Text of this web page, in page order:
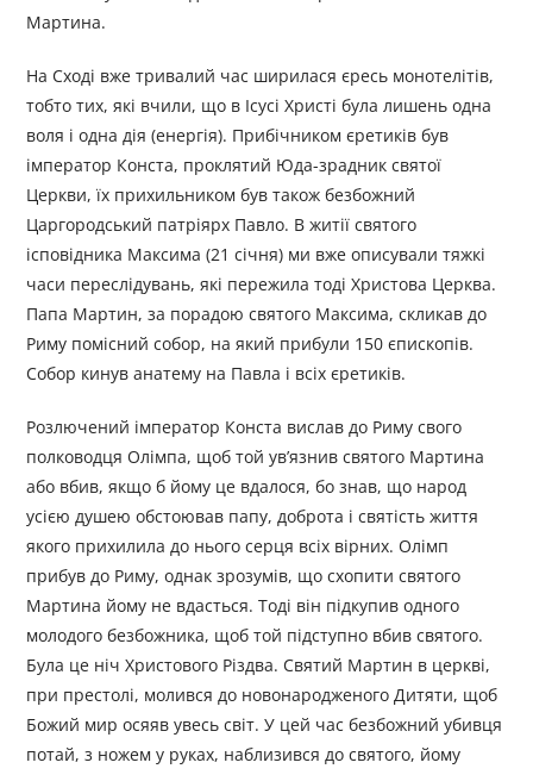
Мартина.
На Сході вже тривалий час ширилася єресь монотелітів,
тобто тих, які вчили, що в Ісусі Христі була лишень одна
воля і одна дія (енергія). Прибічником єретиків був
імператор Конста, проклятий Юда-зрадник святої
Церкви, їх прихильником був також безбожний
Царгородський патріярх Павло. В житії святого
ісповідника Максима (21 січня) ми вже описували тяжкі
часи переслідувань, які пережила тоді Христова Церква.
Папа Мартин, за порадою святого Максима, скликав до
Риму помісний собор, на який прибули 150 єпископів.
Собор кинув анатему на Павла і всіх єретиків.
Розлючений імператор Конста вислав до Риму свого
полководця Олімпа, щоб той ув’язнив святого Мартина
або вбив, якщо б йому це вдалося, бо знав, що народ
усією душею обстоював папу, доброта і святість життя
якого прихилила до нього серця всіх вірних. Олімп
прибув до Риму, однак зрозумів, що схопити святого
Мартина йому не вдасться. Тоді він підкупив одного
молодого безбожника, щоб той підступно вбив святого.
Була це ніч Христового Різдва. Святий Мартин в церкві,
при престолі, молився до новонародженого Дитяти, щоб
Божий мир осяяв увесь світ. У цей час безбожний убивця
потай, з ножем у руках, наблизився до святого, йому